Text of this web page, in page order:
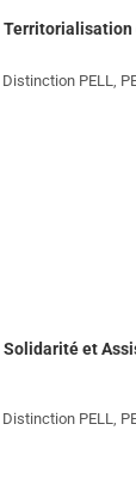
Distinction PELL,
Solidarité et
Distinction PELL,